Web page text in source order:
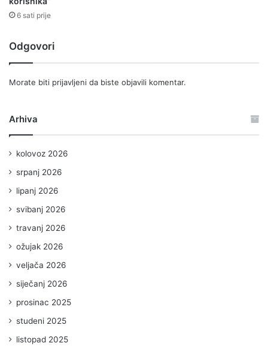
6 sati prije
Odgovori
Morate biti prijavljeni da biste objavili komentar.
Arhiva
kolovoz 2026
srpanj 2026
lipanj 2026
svibanj 2026
travanj 2026
ožujak 2026
veljača 2026
siječanj 2026
prosinac 2025
studeni 2025
listopad 2025